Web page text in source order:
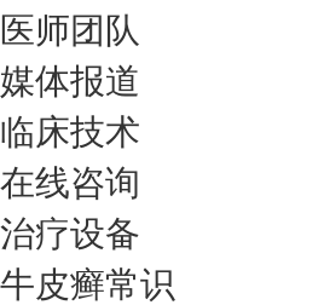
医师团队
媒体报道
临床技术
在线咨询
治疗设备
牛皮癣常识